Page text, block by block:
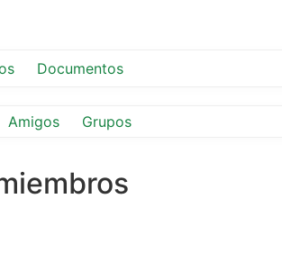
Documentos
Amigos Grupos